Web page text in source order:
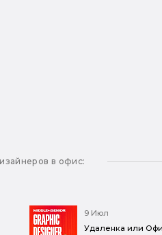
в офис:
9 Июл
Удаленка или